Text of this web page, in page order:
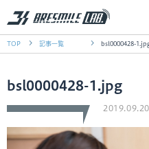
TOP 記事一覧 bsl0000428-
bsl0000428-1.jpg
2019.09.20